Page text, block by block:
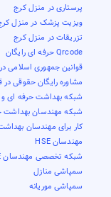
پرستاری در منزل کرج
ویزیت پزشک در منزل
تزریقات در منزل کرج
Qrcode حرفه ای رایگان
قوانین جمهوری اسلامی
مشاوره رایگان حقوقی در
شبکه بهداشت حرفه ای و
شبکه مهندسان بهداشت
کار برای مهندسان
مهندسان HSE
شبکه تخصصی مهندسان HSE
سمپاشی منازل
سمپاشی موریانه